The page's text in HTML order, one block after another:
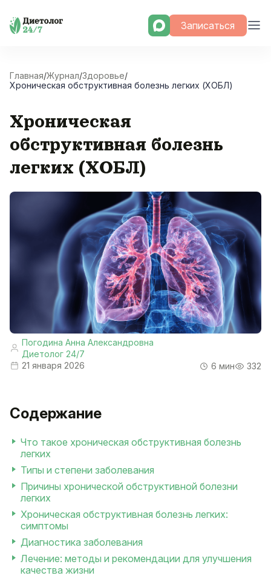
Skip
Записаться
Главная/Журнал/Здоровье/
Хроническая обструктивная болезнь легких (ХОБЛ)
Хроническая
обструктивная болезнь
легких (ХОБЛ)
Погодина Анна Александровна
Диетолог 24/7
21 января 2026
6 мин 332
Содержание
Что такое хроническая обструктивная болезнь
легких
Типы и степени заболевания
Причины хронической обструктивной болезни
легких
Хроническая обструктивная болезнь легких:
симптомы
Диагностика заболевания
Лечение: методы и рекомендации для улучшения
качества жизни